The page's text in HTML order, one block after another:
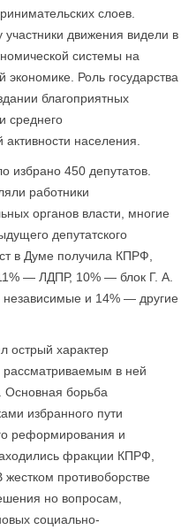
слоев.
движения видели в
системы на
Роль государства
благоприятных
среднего
населения.
избрано 450 депутатов.
работники
органов власти, многие
депутатского
в Думе получила КПРФ,
— ЛДПР, 10% — блок Г. А.
и 14% — другие
острый характер
в ней
Основная борьба
избранного пути
реформирования и
фракции КПРФ,
противоборстве
но вопросам,
социально-